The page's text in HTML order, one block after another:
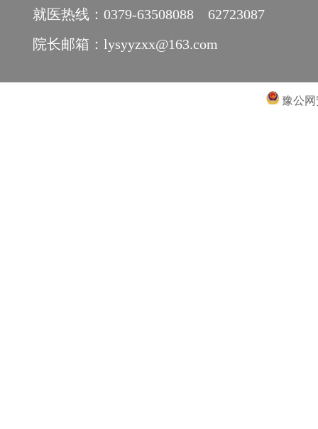
就医热线：0379-63508088 62723087
院长邮箱：lysyyzxx@163.com
豫公网